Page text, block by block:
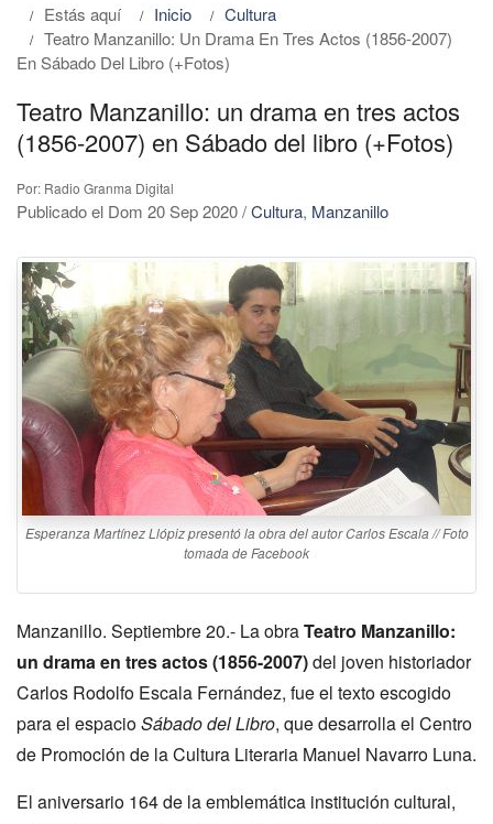
Estás aquí Inicio
Cultura
Teatro Manzanillo: Un Drama En Tres Actos (1856-2007)
En Sábado Del Libro (+Fotos)
Teatro Manzanillo: un drama en tres actos
(1856-2007) en Sábado del libro (+Fotos)
Por: Radio Granma Digital
Publicado el Dom 20 Sep 2020/Cultura, Manzanillo
Esperanza Martínez Llópiz presentó la obra del autor Carlos Escala // Foto
tomada de Facebook
Manzanillo. Septiembre 20.- La obraTeatro Manzanillo:
un drama en tres actos (1856-2007)del joven historiador
Carlos Rodolfo Escala Fernández, fue el texto escogido
para el espacioSábado del Libro, que desarrolla el Centro
de Promoción de la Cultura Literaria Manuel Navarro Luna.
El aniversario 164 de la emblemática institución cultural,